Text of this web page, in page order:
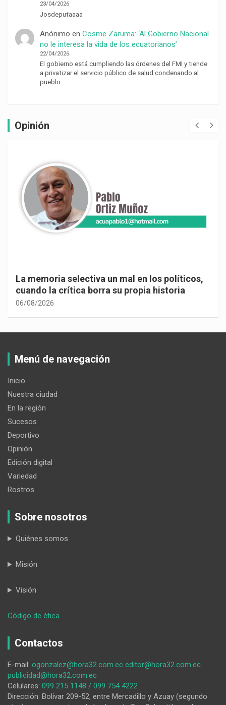
23/04/2026
Josdeputaaaa
Anónimo en Cosme Zaruma: ‘Al Gobierno Nacional
no le interesa la vida de los ecuatorianos’
22/04/2026
El gobierno está cumpliendo las órdenes del FMI y tiende
a privatizar el servicio público de salud condenando al
pueblo…
Opinión
La memoria selectiva un mal en los políticos,
cuando la crítica borra su propia historia
06/08/2026
Menú de navegación
Inicio
Nuestra ciudad
En la región
Sucesos
Deportivo
Opinión
Edición digital
Variedad
Rostros
Sobre nosotros
Quiénes somos
Misión
Visión
Código de ética
por
lo
alto
sus
bodas
Contactos
E-mail: ogonzalez@hora32.com.ec editor@hora32.com.ec
publicidad@hora32.com.ec
Celulares: 099 215 1148 / 099 754 4222
Dirección: Bolívar 209-52, entre Mercadillo y Azuay (segundo